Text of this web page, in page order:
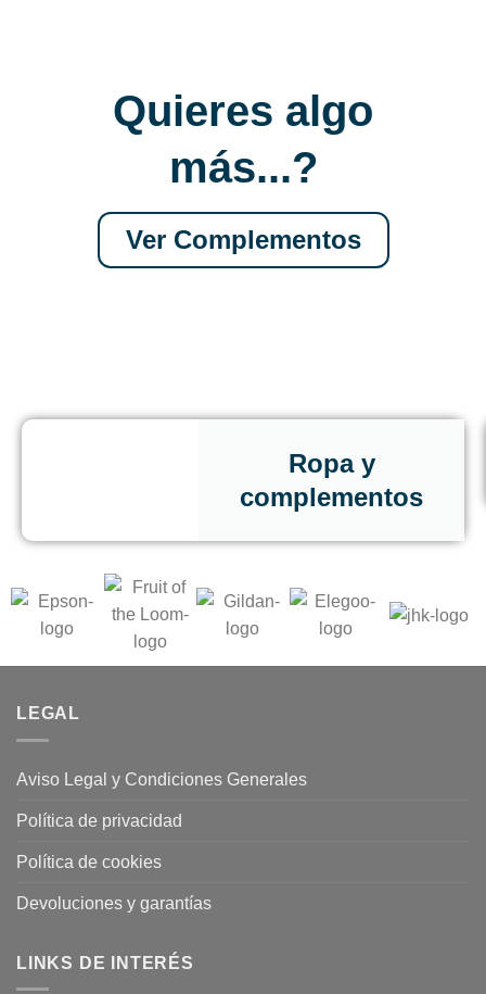
Quieres algo
más...?
Ver Complementos
Ropa y
complementos
LEGAL
Aviso Legal y Condiciones Generales
Política de privacidad
Política de cookies
Devoluciones y garantías
LINKS DE INTERÉS